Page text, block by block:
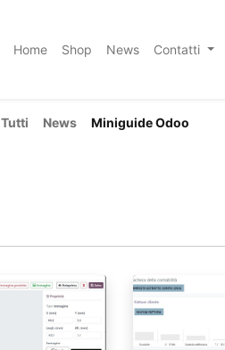
Home Shop News Contatti
Tutti News Miniguide Odoo